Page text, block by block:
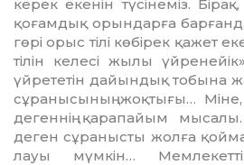
керек екенін түсінеміз.
қоғамдық орындарға барғанда,
гөрі орыс тілі көбірек қажет
тілін келесі жы­лы
үйрететін дайындық тобына
сұранысының жоқ­тығы… Міне,
де­геннің қарапайым мысалы.
деген сұранысты жол­ға
лауы мүмкін…